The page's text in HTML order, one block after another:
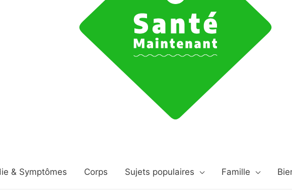
& Symptômes Corps Sujets populaires Famille